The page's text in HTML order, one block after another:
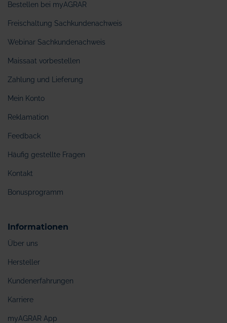
Bestellen bei myAGRAR
Freischaltung Sachkundenachweis
Webinar Sachkundenachweis
Maissaat vorbestellen
Zahlung und Lieferung
Mein Konto
Reklamation
Feedback
Häufig gestellte Fragen
Kontakt
Bonusprogramm
Informationen
Über uns
Hersteller
Kundenerfahrungen
Karriere
myAGRAR App